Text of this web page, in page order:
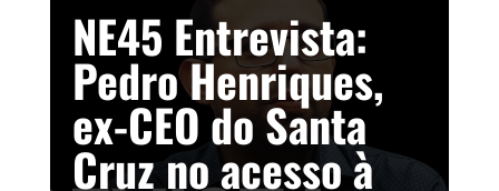
NE45 Entrevista:
Pedro Henriques,
ex-CEO do Santa
Cruz no acesso à